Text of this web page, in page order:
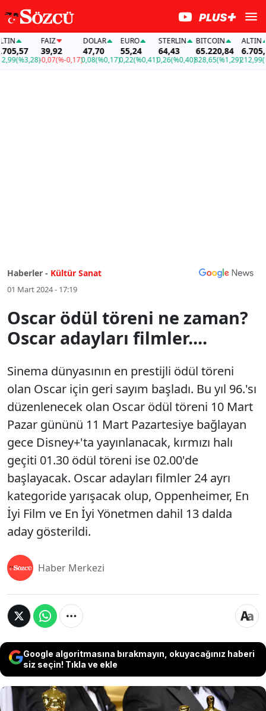
39,92
-0,07(%-0,17)
DOLAR
47,70
0,08(%0,17)
EURO
55,24
0,22(%0,41)
STERLIN
64,43
0,26(%0,40)
BITCOIN
65.220,84
828,65(%1,29)
ALTIN
6.705,57
212,99
Haberler - Kültür Sanat
01 Mart 2024 - 17:19
Oscar ödül töreni ne zaman?
Oscar adayları filmler....
Sinema dünyasının en prestijli ödül töreni
olan Oscar için geri sayım başladı. Bu yıl 96.'sı
düzenlenecek olan Oscar ödül töreni 10 Mart
Pazar gününü 11 Mart Pazartesiye bağlayan
gece Disney+'ta yayınlanacak, kırmızı halı
geçiti 01.30 ödül töreni ise 02.00'de
başlayacak. Oscar adayları filmler 24 ayrı
kategoride yarışacak olup, Oppenheimer, En
İyi Film ve En İyi Yönetmen dahil 13 dalda
aday gösterildi.
Haber Merkezi
Google algoritmasına bırakmayın, okuyacağınız haberi
siz seçin! Tıkla ve ekle
Sinema dünyasının en prestijli ödül töreni olan